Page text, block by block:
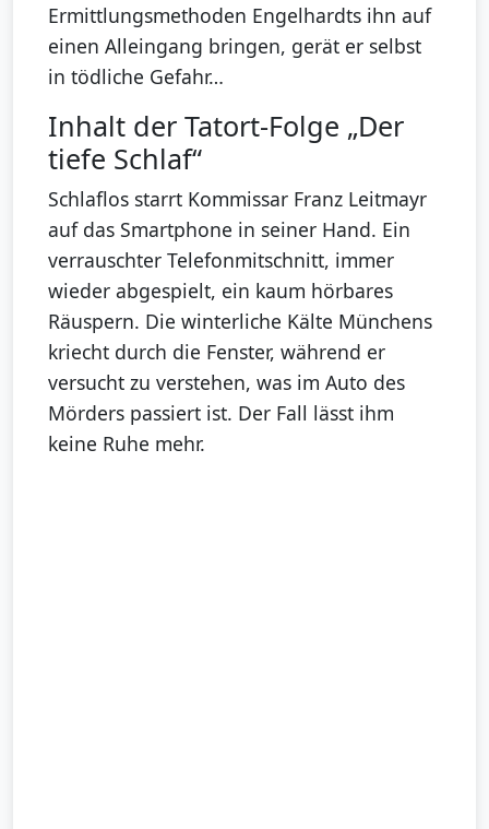
Ermittlungsmethoden Engelhardts ihn auf
einen Alleingang bringen, gerät er selbst
in tödliche Gefahr…
Inhalt der Tatort-Folge „Der
tiefe Schlaf“
Schlaflos starrt Kommissar Franz Leitmayr
auf das Smartphone in seiner Hand. Ein
verrauschter Telefonmitschnitt, immer
wieder abgespielt, ein kaum hörbares
Räuspern. Die winterliche Kälte Münchens
kriecht durch die Fenster, während er
versucht zu verstehen, was im Auto des
Mörders passiert ist. Der Fall lässt ihm
keine Ruhe mehr.